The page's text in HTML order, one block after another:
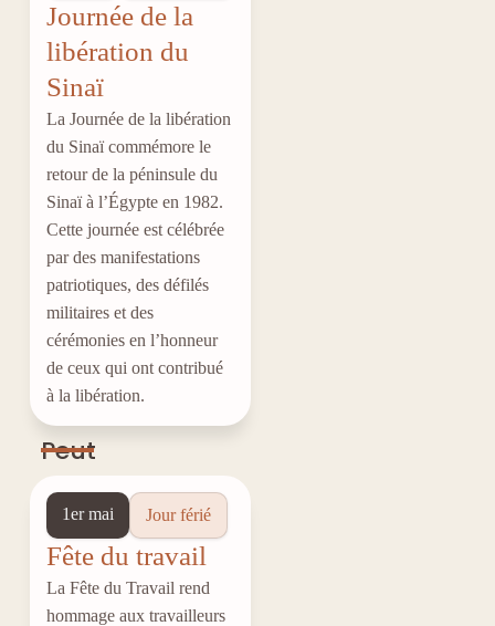
Journée de la
libération du
Sinaï
La Journée de la libération
du Sinaï commémore le
retour de la péninsule du
Sinaï à l’Égypte en 1982.
Cette journée est célébrée
par des manifestations
patriotiques, des défilés
militaires et des
cérémonies en l’honneur
de ceux qui ont contribué
à la libération.
Peut
1er mai Jour férié
Fête du travail
La Fête du Travail rend
hommage aux travailleurs